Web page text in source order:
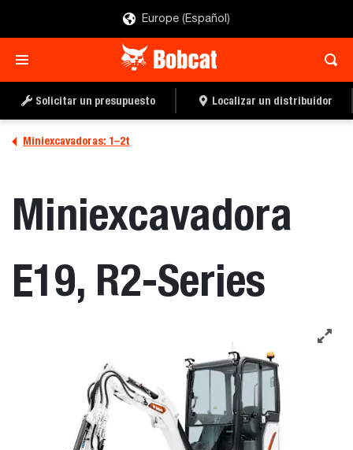
Europe (Español)
Solicitar un presupuesto Localizar un distribuidor
Miniexcavadoras: 1–2t
Miniexcavadora
E19, R2-Series